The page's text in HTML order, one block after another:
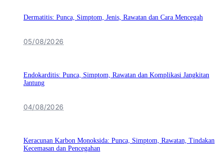
Dermatitis: Punca, Simptom, Jenis, Rawatan dan Cara Mencegah
05/08/2026
Endokarditis: Punca, Simptom, Rawatan dan Komplikasi Jangkitan
Jantung
04/08/2026
Keracunan Karbon Monoksida: Punca, Simptom, Rawatan, Tindakan
Kecemasan dan Pencegahan